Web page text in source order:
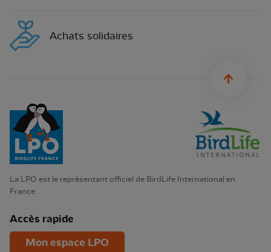
Achats solidaires
La LPO est le représentant officiel de BirdLife International en
France
Accès rapide
Mon espace LPO